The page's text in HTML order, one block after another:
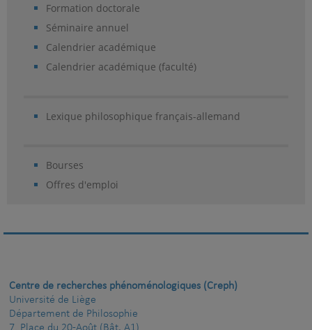
Formation doctorale
Séminaire annuel
Calendrier académique
Calendrier académique (faculté)
Lexique philosophique français-allemand
Bourses
Offres d'emploi
Centre de recherches phénoménologiques (Creph)
Université de Liège
Département de Philosophie